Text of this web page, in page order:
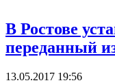
В Ростове
переданный
13.05.2017 19:56